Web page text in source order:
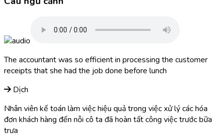
The accountant was so efficient in processing the customer
receipts that she had the job done before lunch
Dịch
Nhân viên kế toán làm việc hiệu quả trong việc xử lý các hóa
đơn khách hàng đến nỗi cô ta đã hoàn tất công việc trước bữa
trưa